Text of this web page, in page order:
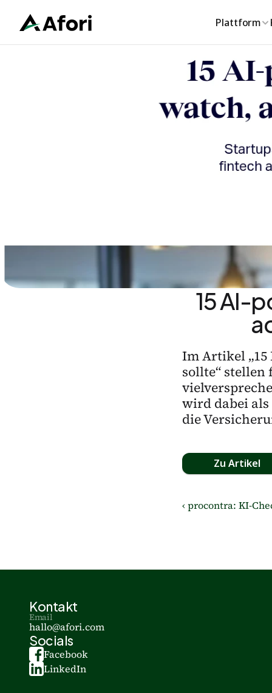
Plattform
15 AI-
Im Artikel „15
sollte“ stellen
wird dabei
die
Zu Artikel
‹ procontra: KI-
Kontakt
Email
hallo@afori.com
Socials
Facebook
LinkedIn